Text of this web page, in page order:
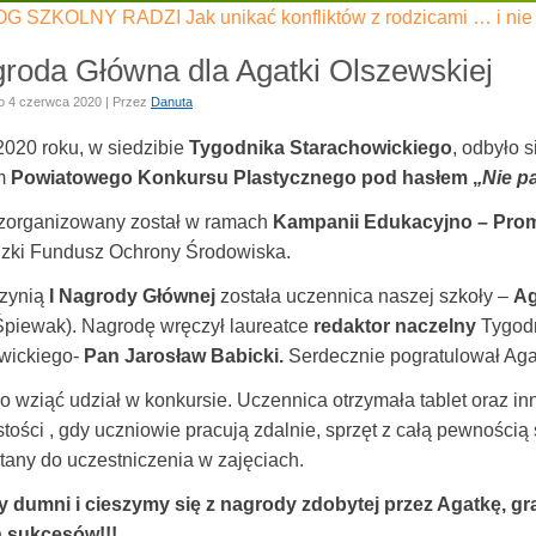
SZKOLNY RADZI Jak unikać konfliktów z rodzicami … i nie
Główna dla Agatki Olszewskiej
4 czerwca 2020 | Przez Danuta
roku, w siedzibie Tygodnika Starachowickiego, odbyło
Powiatowego Konkursu Plastycznego pod hasłem ,,Nie
został w ramach Kampanii Edukacyjno –
Fundusz Ochrony Środowiska.
I Nagrody Głównej została uczennica naszej szkoły –
Nagrodę wręczył laureatce redaktor naczelny
Pan Jarosław Babicki. Serdecznie pogratulował
wziąć udział w konkursie. Uczennica otrzymała tablet oraz
, gdy uczniowie pracują zdalnie, sprzęt z całą
do uczestniczenia w zajęciach.
dumni i cieszymy się z nagrody zdobytej przez Agatkę,